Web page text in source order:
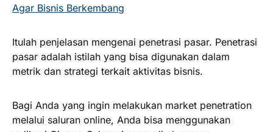
Agar Bisnis Berkembang
Itulah penjelasan mengenai penetrasi pasar. Penetrasi
pasar adalah istilah yang bisa digunakan dalam
metrik dan strategi terkait aktivitas bisnis.
Bagi Anda yang ingin melakukan market penetration
melalui saluran online, Anda bisa menggunakan